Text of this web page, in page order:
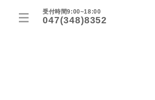
047(348)8352
受付時間9:00~18:00